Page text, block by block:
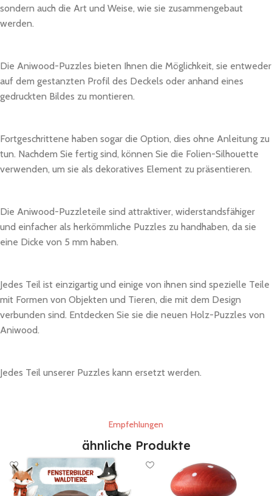
sondern auch die Art und Weise, wie sie zusammengebaut
werden.
Die Aniwood-Puzzles bieten Ihnen die Möglichkeit, sie entweder
auf dem gestanzten Profil des Deckels oder anhand eines
gedruckten Bildes zu montieren.
Fortgeschrittene haben sogar die Option, dies ohne Anleitung zu
tun. Nachdem Sie fertig sind, können Sie die Folien-Silhouette
verwenden, um sie als dekoratives Element zu präsentieren.
Die Aniwood-Puzzleteile sind attraktiver, widerstandsfähiger
und einfacher als herkömmliche Puzzles zu handhaben, da sie
eine Dicke von 5 mm haben.
Jedes Teil ist einzigartig und einige von ihnen sind spezielle Teile
mit Formen von Objekten und Tieren, die mit dem Design
verbunden sind. Entdecken Sie sie die neuen Holz-Puzzles von
Aniwood.
Jedes Teil unserer Puzzles kann ersetzt werden.
Empfehlungen
ähnliche Produkte